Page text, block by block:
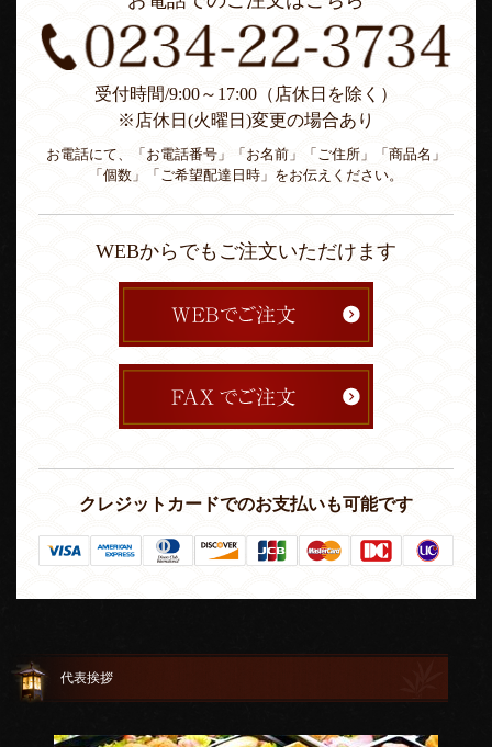
受付時間/9:00～17:00（店休日を除く）
※店休日(火曜日)変更の場合あり
お電話にて、「お電話番号」「お名前」「ご住所」「商品名」
「個数」「ご希望配達日時」をお伝えください。
WEBからでもご注文いただけます
クレジットカードでのお支払いも可能です
代表挨拶